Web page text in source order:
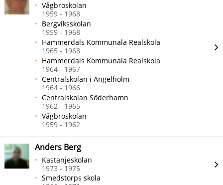
Vågbroskolan
1959 - 1968
Bergviksskolan
1959 - 1968
Hammerdals Kommunala Realskola
1965 - 1968
Hammerdals Kommunala Realskola
1964 - 1967
Centralskolan i Ängelholm
1964 - 1966
Centralskolan Söderhamn
1962 - 1965
Vågbroskolan
1959 - 1962
Anders Berg
Kastanjeskolan
1973 - 1975
Smedstorps skola